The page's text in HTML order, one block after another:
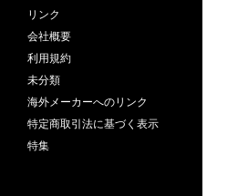
リンク
会社概要
利用規約
未分類
海外メーカーへのリンク
特定商取引法に基づく表示
特集